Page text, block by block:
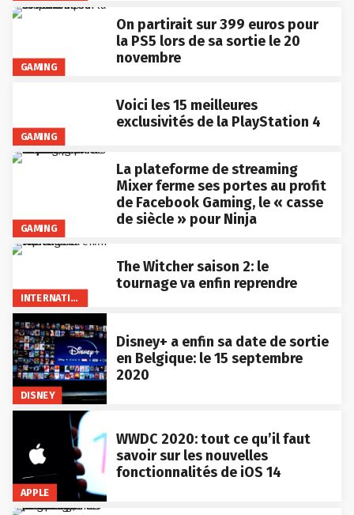
GAMING
On partirait sur 399 euros pour
la PS5 lors de sa sortie le 20
novembre
GAMING
Voici les 15 meilleures
exclusivités de la PlayStation 4
GAMING
La plateforme de streaming
Mixer ferme ses portes au profit
de Facebook Gaming, le « casse
de siècle » pour Ninja
INTERNATIONAL
The Witcher saison 2: le
tournage va enfin reprendre
DISNEY
Disney+ a enfin sa date de sortie
en Belgique: le 15 septembre
2020
APPLE
WWDC 2020: tout ce qu’il faut
savoir sur les nouvelles
fonctionnalités de iOS 14